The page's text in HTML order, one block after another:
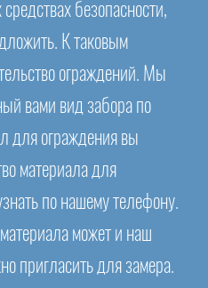
безопасности,
К таковым
ограждений. Мы
вами вид забора по
для ограждения вы
материала для
по нашему телефону.
материала может и наш
пригласить для замера.